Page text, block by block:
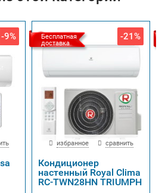
-9%
Бесплатная
доставка
-21%
избранное сравнить
Кондиционер
настенный Royal Clima
RC-TWN28HN TRIUMPH